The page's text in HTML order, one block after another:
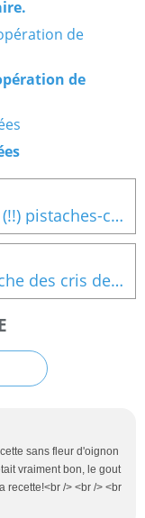
de
KKVKVK n° 24 samossas sucrés (!!) pistaches-cardamome
Gratin de chou-fleur qui déclenche des cris de joie
sans fleur d'oignon
vraiment bon, le gout
recette!<br /> <br /> <br